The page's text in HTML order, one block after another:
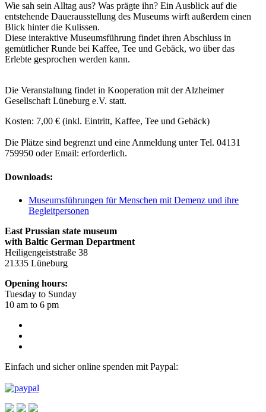
Wie sah sein Alltag aus? Was prägte ihn? Ein Ausblick auf die
entstehende Dauerausstellung des Museums wirft außerdem einen
Blick hinter die Kulissen.
Diese interaktive Museumsführung findet ihren Abschluss in
gemütlicher Runde bei Kaffee, Tee und Gebäck, wo über das
Erlebte gesprochen werden kann.
Die Veranstaltung findet in Kooperation mit der Alzheimer
Gesellschaft Lüneburg e.V. statt.
Kosten: 7,00 € (inkl. Eintritt, Kaffee, Tee und Gebäck)
Die Plätze sind begrenzt und eine Anmeldung unter Tel. 04131
759950 oder Email: erforderlich.
Downloads:
Museumsführungen für Menschen mit Demenz und ihre
Begleitpersonen
East Prussian state museum
with Baltic German Department
Heiligengeiststraße 38
21335 Lüneburg
Opening hours:
Tuesday to Sunday
10 am to 6 pm
Einfach und sicher online spenden mit Paypal: